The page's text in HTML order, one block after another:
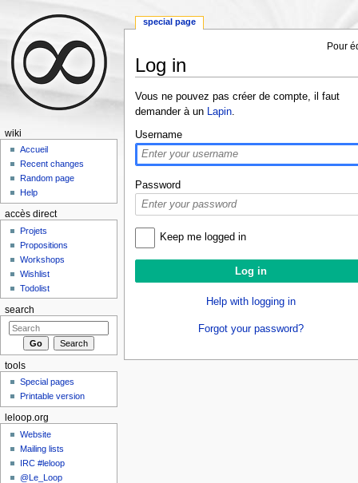
Pour
Log in
Vous ne pouvez pas créer de compte, il faut
demander à un Lapin.
Username
Password
Keep me logged in
Help with logging in
Forgot your password?
special page
wiki
Accueil
Recent changes
Random page
Help
accès direct
Projets
Propositions
Workshops
Wishlist
Todolist
search
tools
Special pages
Printable version
leloop.org
Website
Mailing lists
IRC #leloop
@Le_Loop